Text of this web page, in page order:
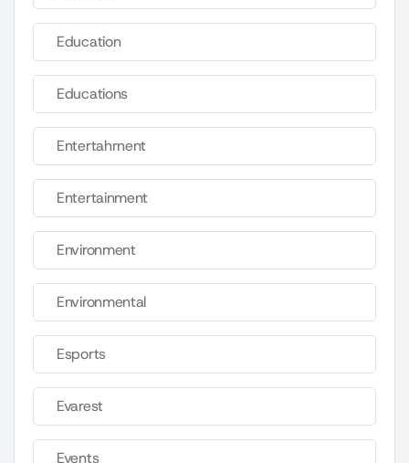
Education
Educations
Entertahrnent
Entertainment
Environment
Environmental
Esports
Evarest
Events